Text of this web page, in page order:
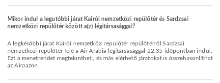
Mikor indul a legutóbbi járat Kairói nemzetközi repülőtér és Sardzsai
nemzetközi repülőtér között a(z) légitársasággal?
A legkésőbbi járat Kairói nemzetközi repülőtér repülőtérről Sardzsai
nemzetközi repülőtér felé a Air Arabia légitársasággal 22:35 időpontban indul.
Ezt a menetrendet megtekintheti, és más elérhető járatokat is összehasonlíthat
az Airpazon.